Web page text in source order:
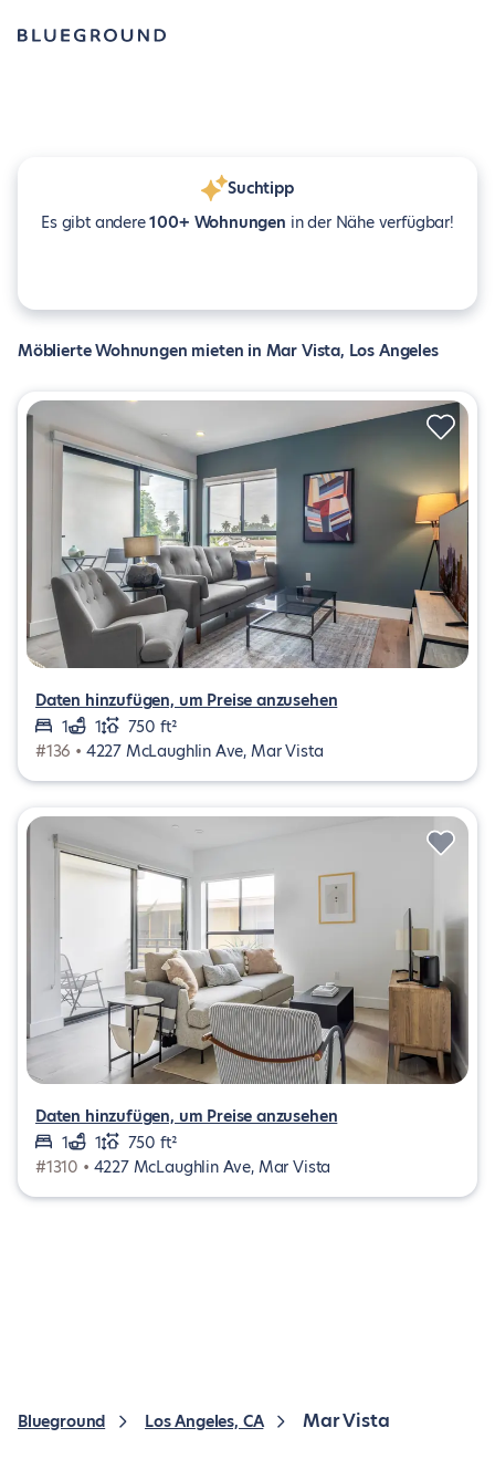
Suchtipp
Es gibt andere100+ Wohnungen in der Nähe verfügbar!
Möblierte Wohnungen mieten in Mar Vista, Los Angeles
Daten hinzufügen, um Preise anzusehen
1
1
750 ft²
#136 • 4227 McLaughlin Ave, Mar Vista
Daten hinzufügen, um Preise anzusehen
1
1
750 ft²
#1310 • 4227 McLaughlin Ave, Mar Vista
Blueground Los Angeles, CA Mar Vista